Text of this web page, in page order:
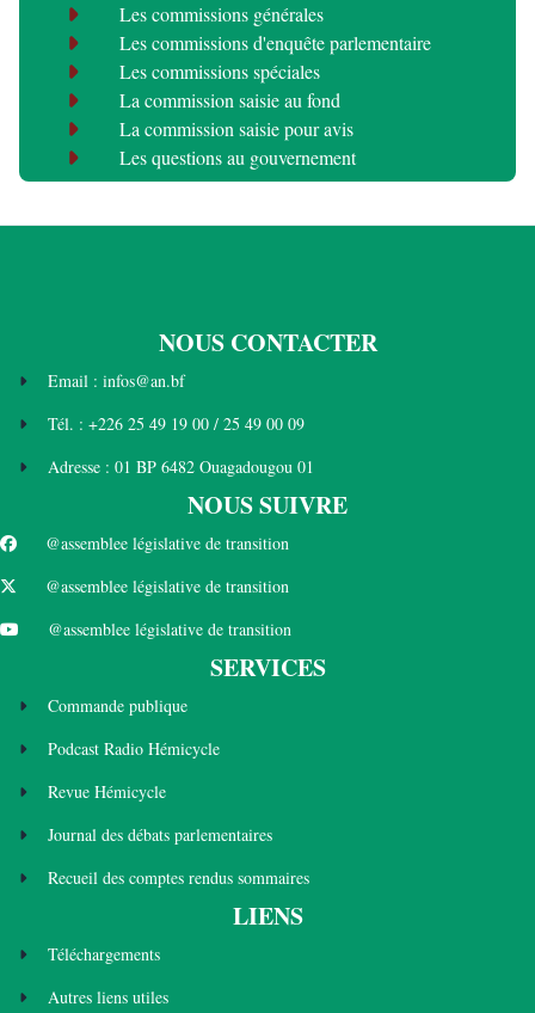
Les commissions générales
Les commissions d'enquête parlementaire
Les commissions spéciales
La commission saisie au fond
La commission saisie pour avis
Les questions au gouvernement
NOUS CONTACTER
Email : infos@an.bf
Tél. : +226 25 49 19 00 / 25 49 00 09
Adresse : 01 BP 6482 Ouagadougou 01
NOUS SUIVRE
@assemblee législative de transition
@assemblee législative de transition
@assemblee législative de transition
SERVICES
Commande publique
Podcast Radio Hémicycle
Revue Hémicycle
Journal des débats parlementaires
Recueil des comptes rendus sommaires
LIENS
Téléchargements
Autres liens utiles